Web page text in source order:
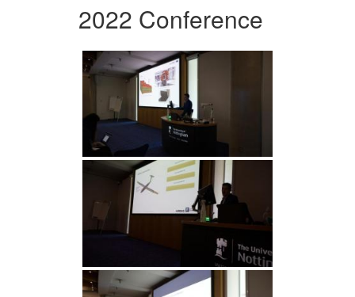
2022 Conference